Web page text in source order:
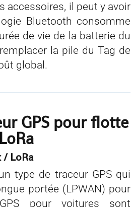
accessoires, il peut y avoir
Bluetooth consomme
de vie de la batterie du
la pile du Tag de
global.
GPS pour flotte
/ LoRa
type de traceur GPS qui
portée (LPWAN) pour
pour voitures sont